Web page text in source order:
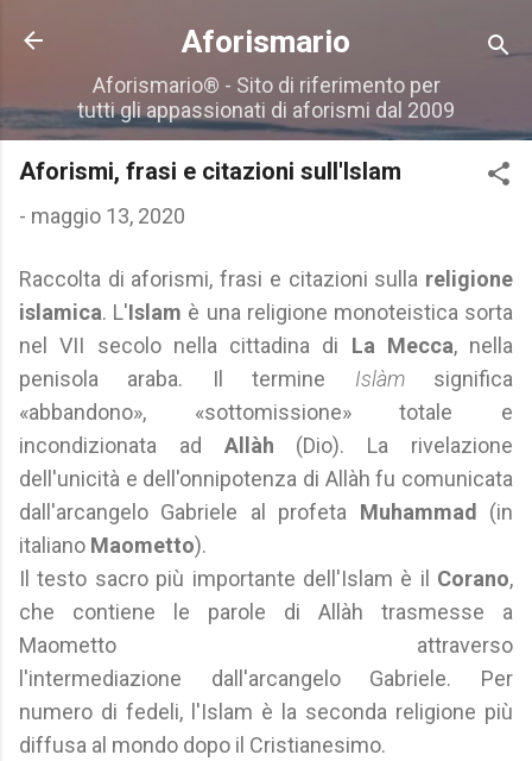
Passa ai contenuti principali
Aforismario
Aforismario® - Sito di riferimento per
tutti gli appassionati di aforismi dal 2009
Aforismi, frasi e citazioni sull'Islam
- maggio 13, 2020
Raccolta di aforismi, frasi e citazioni sulla religione
islamica. L'Islam è una religione monoteistica sorta
nel VII secolo nella cittadina di La Mecca, nella
penisola araba. Il termine Islàm significa
«abbandono», «sottomissione» totale e
incondizionata ad Allàh (Dio). La rivelazione
dell'unicità e dell'onnipotenza di Allàh fu comunicata
dall'arcangelo Gabriele al profeta Muhammad (in
italiano Maometto).
Il testo sacro più importante dell'Islam è il Corano,
che contiene le parole di Allàh trasmesse a
Maometto attraverso
l'intermediazione dall'arcangelo Gabriele. Per
numero di fedeli, l'Islam è la seconda religione più
diffusa al mondo dopo il Cristianesimo.